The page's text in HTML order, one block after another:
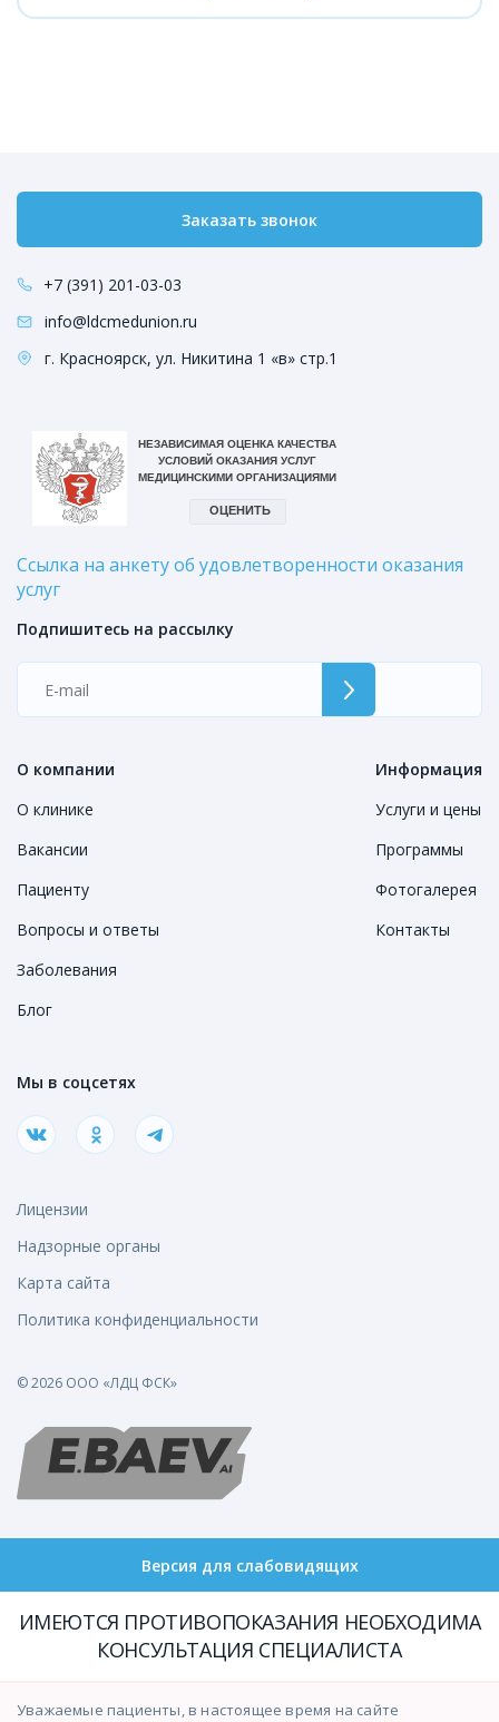
Заказать звонок
+7 (391) 201-03-03
info@ldcmedunion.ru
г. Красноярск, ул. Никитина 1 «в» стр.1
Ссылка на анкету об удовлетворенности оказания
услуг
О компании
О клинике
Вакансии
Пациенту
Вопросы и ответы
Заболевания
Блог
Информация
Услуги и цены
Программы
Фотогалерея
Контакты
Подпишитесь на рассылку
Мы в соцсетях
Лицензии
Надзорные органы
Карта сайта
Политика конфиденциальности
© 2026 ООО «ЛДЦ ФСК»
Версия для слабовидящих
ИМЕЮТСЯ ПРОТИВОПОКАЗАНИЯ НЕОБХОДИМА
КОНСУЛЬТАЦИЯ СПЕЦИАЛИСТА
Уважаемые пациенты, в настоящее время на сайте